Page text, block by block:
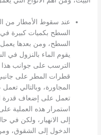
عند سقوط الأمطار من
السطح بكميات كبيرة
السطح، ومن بعدها
يقوم الماء بالنزول في
الترسب على جوانب هذا
قطرات المطر على
المجاورة، وبالتالي
تعمل على إضعاف
استمرار هذه العملية
إلى الانهيار، ولكن في
الدخول إلى الشقوق،